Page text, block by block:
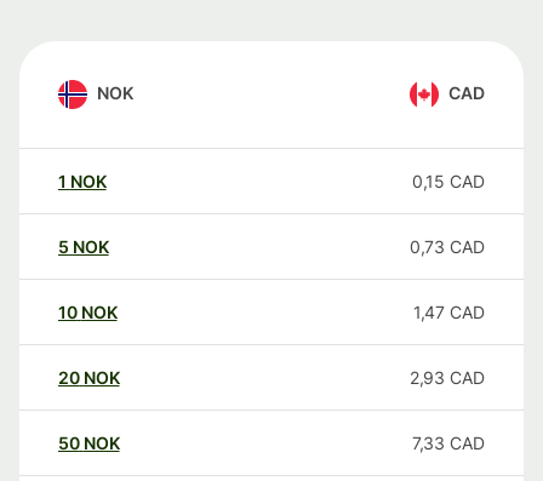
NOK CAD
1 NOK 0,15 CAD
5 NOK 0,73 CAD
10 NOK 1,47 CAD
20 NOK 2,93 CAD
50 NOK 7,33 CAD